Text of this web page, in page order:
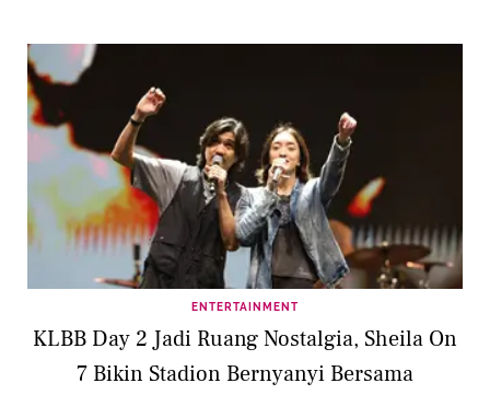
ENTERTAINMENT
KLBB Day 2 Jadi Ruang Nostalgia, Sheila On
7 Bikin Stadion Bernyanyi Bersama